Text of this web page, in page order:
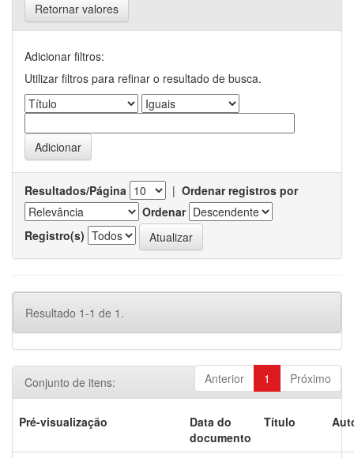
Retornar valores
Adicionar filtros:
Utilizar filtros para refinar o resultado de busca.
Resultados/Página | Ordenar registros por
Ordenar
Registro(s)
Resultado 1-1 de 1.
Anterior 1 Próximo
Conjunto de itens:
Pré-visualização
Data do
documento
Título